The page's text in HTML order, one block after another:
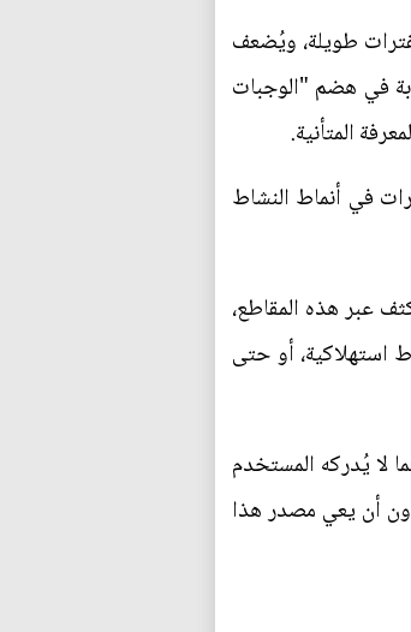
طويلة، ويُضعف
في هضم "الوجبات
المتأنية.
في أنماط النشاط
عبر هذه المقاطع،
استهلاكية، أو حتى
لا يُدركه المستخدم
أن يعي مصدر هذا